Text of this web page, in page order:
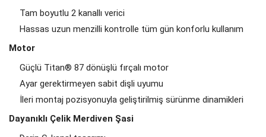
Tam boyutlu 2 kanallı verici
Hassas uzun menzilli kontrolle tüm gün konforlu kullanım
Motor
Güçlü Titan® 87 dönüşlü fırçalı motor
Ayar gerektirmeyen sabit dişli uyumu
İleri montaj pozisyonuyla geliştirilmiş sürünme dinamikleri
Dayanıklı Çelik Merdiven Şasi